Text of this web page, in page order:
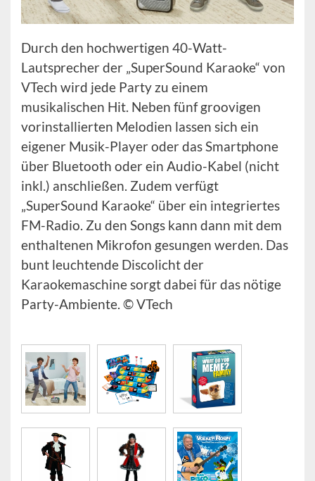
Durch den hochwertigen 40-Watt-
Lautsprecher der „SuperSound Karaoke“ von
VTech wird jede Party zu einem
musikalischen Hit. Neben fünf groovigen
vorinstallierten Melodien lassen sich ein
eigener Musik-Player oder das Smartphone
über Bluetooth oder ein Audio-Kabel (nicht
inkl.) anschließen. Zudem verfügt
„SuperSound Karaoke“ über ein integriertes
FM-Radio. Zu den Songs kann dann mit dem
enthaltenen Mikrofon gesungen werden. Das
bunt leuchtende Discolicht der
Karaokemaschine sorgt dabei für das nötige
Party-Ambiente. © VTech